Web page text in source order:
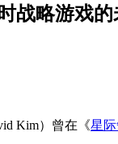
战略游戏
Kim）曾在《星